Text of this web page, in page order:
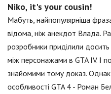
Niko, it's your cousin!
Мабуть, найпопулярніша
відома, ніж анекдот Влада.
розробники приділили досить
між персонажами в GTA IV. І
знайомими тому доказ.
особливості GTA 4 - Роман